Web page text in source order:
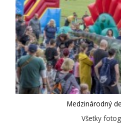
Medzinárodný
Všetky